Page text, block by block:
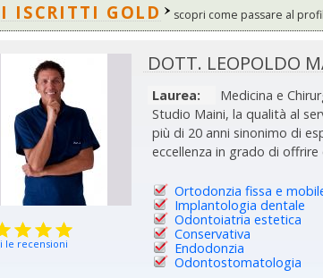
ISCRITTI GOLD scopri come passare al
le recensioni
DOTT. LEOPOLDO
Laurea:
Medicina e
Studio Maini, la qualità al
più di 20 anni sinonimo di
eccellenza in grado di
Ortodonzia fissa e
Implantologia dentale
Odontoiatria estetica
Conservativa
Endodonzia
Odontostomatologia